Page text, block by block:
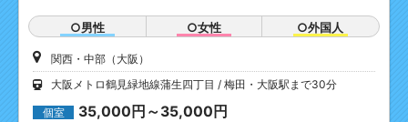
○男性 ○女性 ○外国人
関西・中部（大阪）
大阪メトロ鶴見緑地線蒲生四丁目
梅田・大阪駅まで30分
個室 35,000円～35,000円